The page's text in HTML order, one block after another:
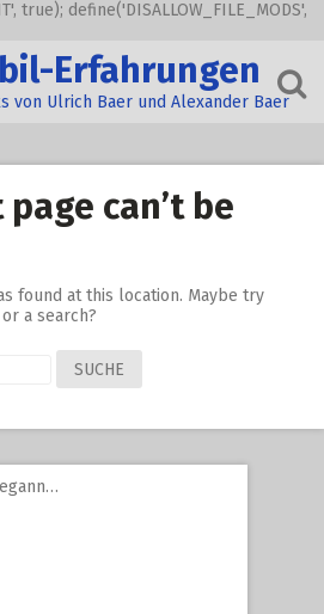
true); define('DISALLOW_FILE_MODS',
Erfahrungen
von Ulrich Baer und Alexander Baer
can’t be
found at this location. Maybe try
a search?